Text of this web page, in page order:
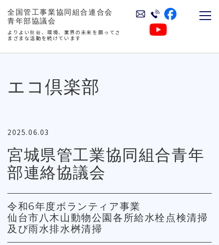
全国管工事業協同組合連合会
青年部協議会
よりよい社会、環境、業界の未来を願ってさ
まざまな活動を続けています
エコ倶楽部
2025.06.03
宮城県管工業協同組合青年
部連絡協議会
令和6年度ボランティア事業
仙台市八木山動物公園各所給水栓点検清掃
及び雨水排水桝清掃